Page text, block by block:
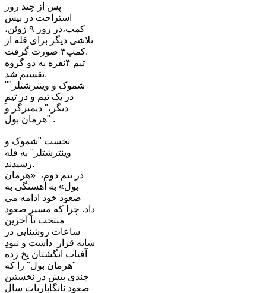
پس از چند روز
استراحت در بیس
کمپ،در روز ٩ ژوئن،
تلاشی دیگر برای قله از
کمپ٣ صورت گرفت.
تیم ۴نفره به دو گروه
تقسیم شد.
"شموک و وینترشتلر"
در یک تیم و در تیمِ
دیگر،" دیمبرگر و
هرمان بول" .
نخست "شموک و
وینترشتلر" به قله
رسیدند.
در تیم دوم، «هرمان
بول» به آهستگی به
صعود خود ادامه می
داد. چرا که مسیرِ صعود
منتخب تا آخرین
ساعات روشنایی در
سایه قرار داشت و نبودِ
آفتاب انگشتان یخ زده
"هرمان بول" را که
چندی پیش در نخستین
صعود نانگاپاربات سال